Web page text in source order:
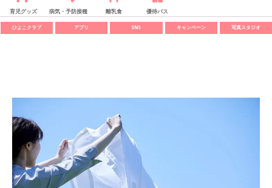
育児グッズ 病気・予防接種 離乳食 優待パス
ひよこクラブ アプリ SNS キャンペーン 写真スタジオ